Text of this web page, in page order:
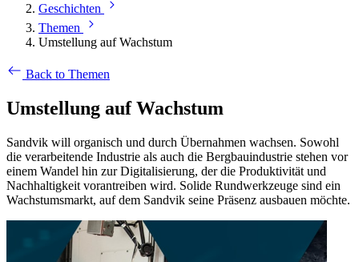
Geschichten
Themen
Umstellung auf Wachstum
Back to Themen
Umstellung auf Wachstum
Sandvik will organisch und durch Übernahmen wachsen. Sowohl
die verarbeitende Industrie als auch die Bergbauindustrie stehen vor
einem Wandel hin zur Digitalisierung, der die Produktivität und
Nachhaltigkeit vorantreiben wird. Solide Rundwerkzeuge sind ein
Wachstumsmarkt, auf dem Sandvik seine Präsenz ausbauen möchte.